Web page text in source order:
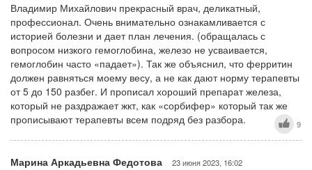
Владимир Михайлович прекрасный врач, деликатный,
профессионал. Очень внимательно ознакамливается с
историей болезни и дает план лечения. (обращалась с
вопросом низкого гемоглобина, железо не усваивается,
гемоглобин часто «падает»). Так же объяснил, что ферритин
должен равняться моему весу, а не как дают норму терапевты
от 5 до 150 разбег. И прописал хороший препарат железа,
который не раздражает жкт, как «сорбифер» который так же
прописывают терапевты всем подряд без разбора.
9
Марина Аркадьевна Федотова 23 июня 2023, 16:02